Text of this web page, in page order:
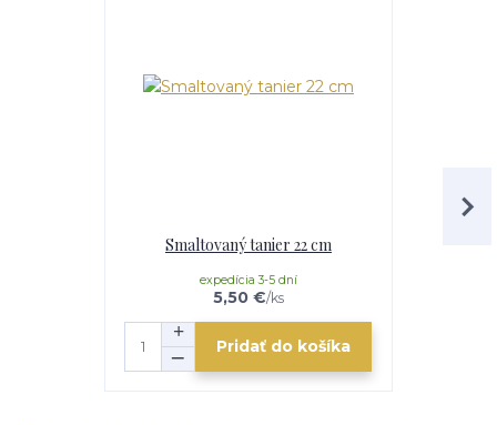
Smaltovaný tanier 22 cm
5,50 €/ks
expedícia 3-5 dní
Pridať do košíka